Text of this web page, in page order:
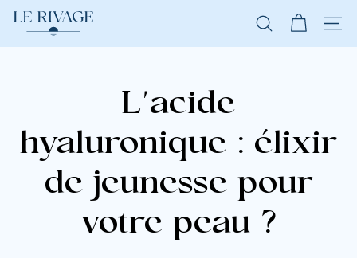
L
e
v
a
RECHERCHER
L'acide
hyaluronique : élixir
de jeunesse pour
votre peau ?